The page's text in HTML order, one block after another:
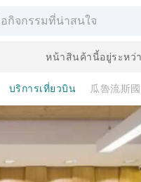
หน้าสินค้านี้อยู่ระหว่
บริการเที่ยวบิน 瓜魯流斯